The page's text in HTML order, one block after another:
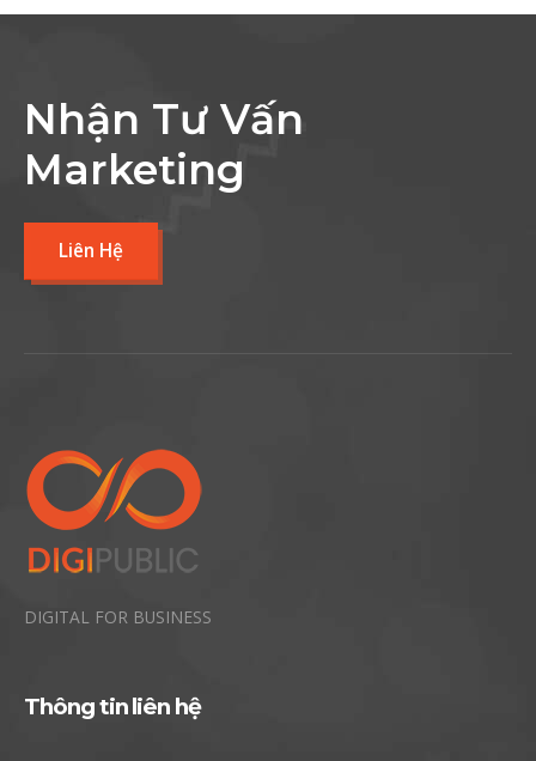
Nhận Tư Vấn
Marketing
Liên Hệ
DIGITAL FOR BUSINESS
Thông tin liên hệ